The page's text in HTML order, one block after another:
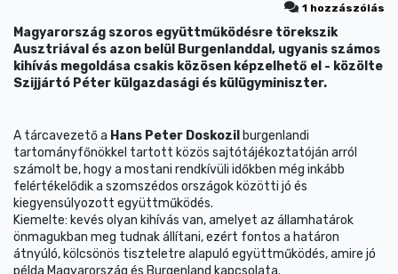
1 hozzászólás
Magyarország szoros együttműködésre törekszik
Ausztriával és azon belül Burgenlanddal, ugyanis számos
kihívás megoldása csakis közösen képzelhető el - közölte
Szijjártó Péter külgazdasági és külügyminiszter.
A tárcavezető a Hans Peter Doskozil burgenlandi
tartományfőnökkel tartott közös sajtótájékoztatóján arról
számolt be, hogy a mostani rendkívüli időkben még inkább
felértékelődik a szomszédos országok közötti jó és
kiegyensúlyozott együttműködés.
Kiemelte: kevés olyan kihívás van, amelyet az államhatárok
önmagukban meg tudnak állítani, ezért fontos a határon
átnyúló, kölcsönös tiszteletre alapuló együttműködés, amire jó
példa Magyarország és Burgenland kapcsolata.